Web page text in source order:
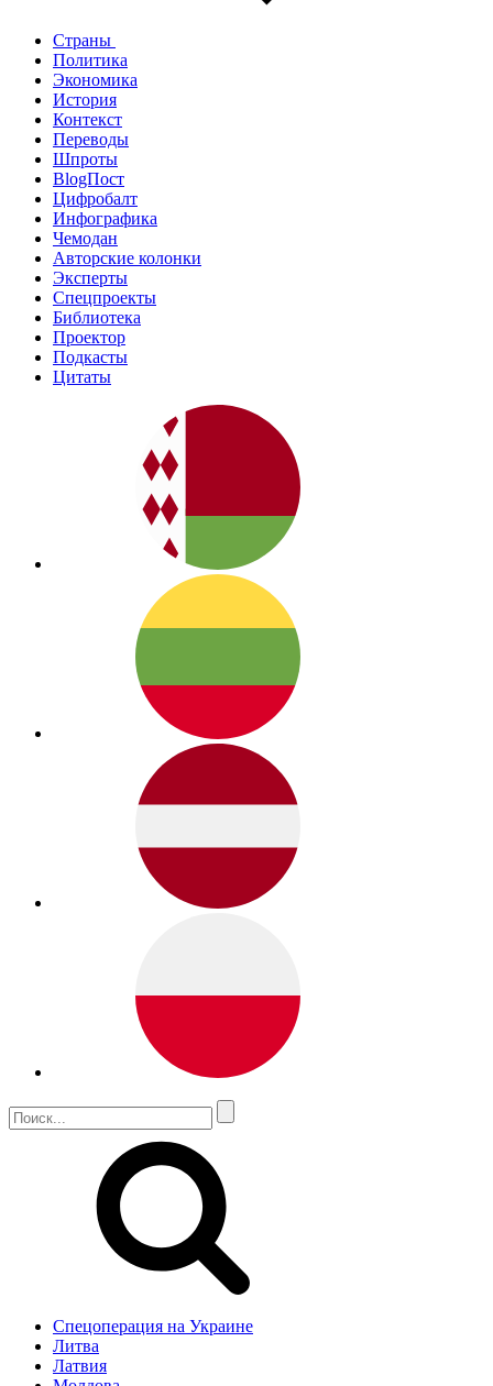
Страны
Политика
Экономика
История
Контекст
Переводы
Шпроты
BlogПост
Цифробалт
Инфографика
Чемодан
Авторские колонки
Эксперты
Спецпроекты
Библиотека
Проектор
Подкасты
Цитаты
Спецоперация на Украине
Литва
Латвия